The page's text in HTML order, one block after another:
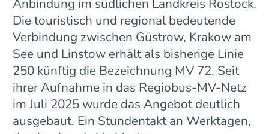
Anbindung im südlichen Landkreis Rostock.
Die touristisch und regional bedeutende
Verbindung zwischen Güstrow, Krakow am
See und Linstow erhält als bisherige Linie
250 künftig die Bezeichnung MV 72. Seit
ihrer Aufnahme in das Regiobus-MV-Netz
im Juli 2025 wurde das Angebot deutlich
ausgebaut. Ein Stundentakt an Werktagen,